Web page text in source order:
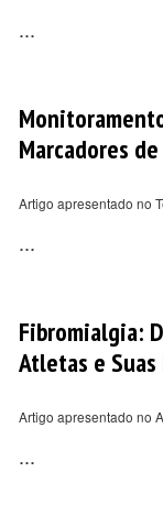
...
Marcadores
Artigo apresentado no
...
Fibromialgia:
Atletas e
Artigo apresentado no
...